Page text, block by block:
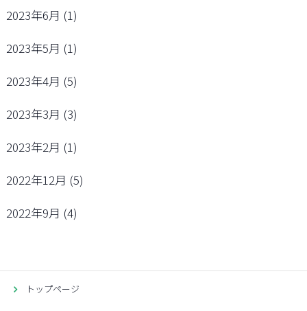
2023年6月 (1)
2023年5月 (1)
2023年4月 (5)
2023年3月 (3)
2023年2月 (1)
2022年12月 (5)
2022年9月 (4)
トップページ